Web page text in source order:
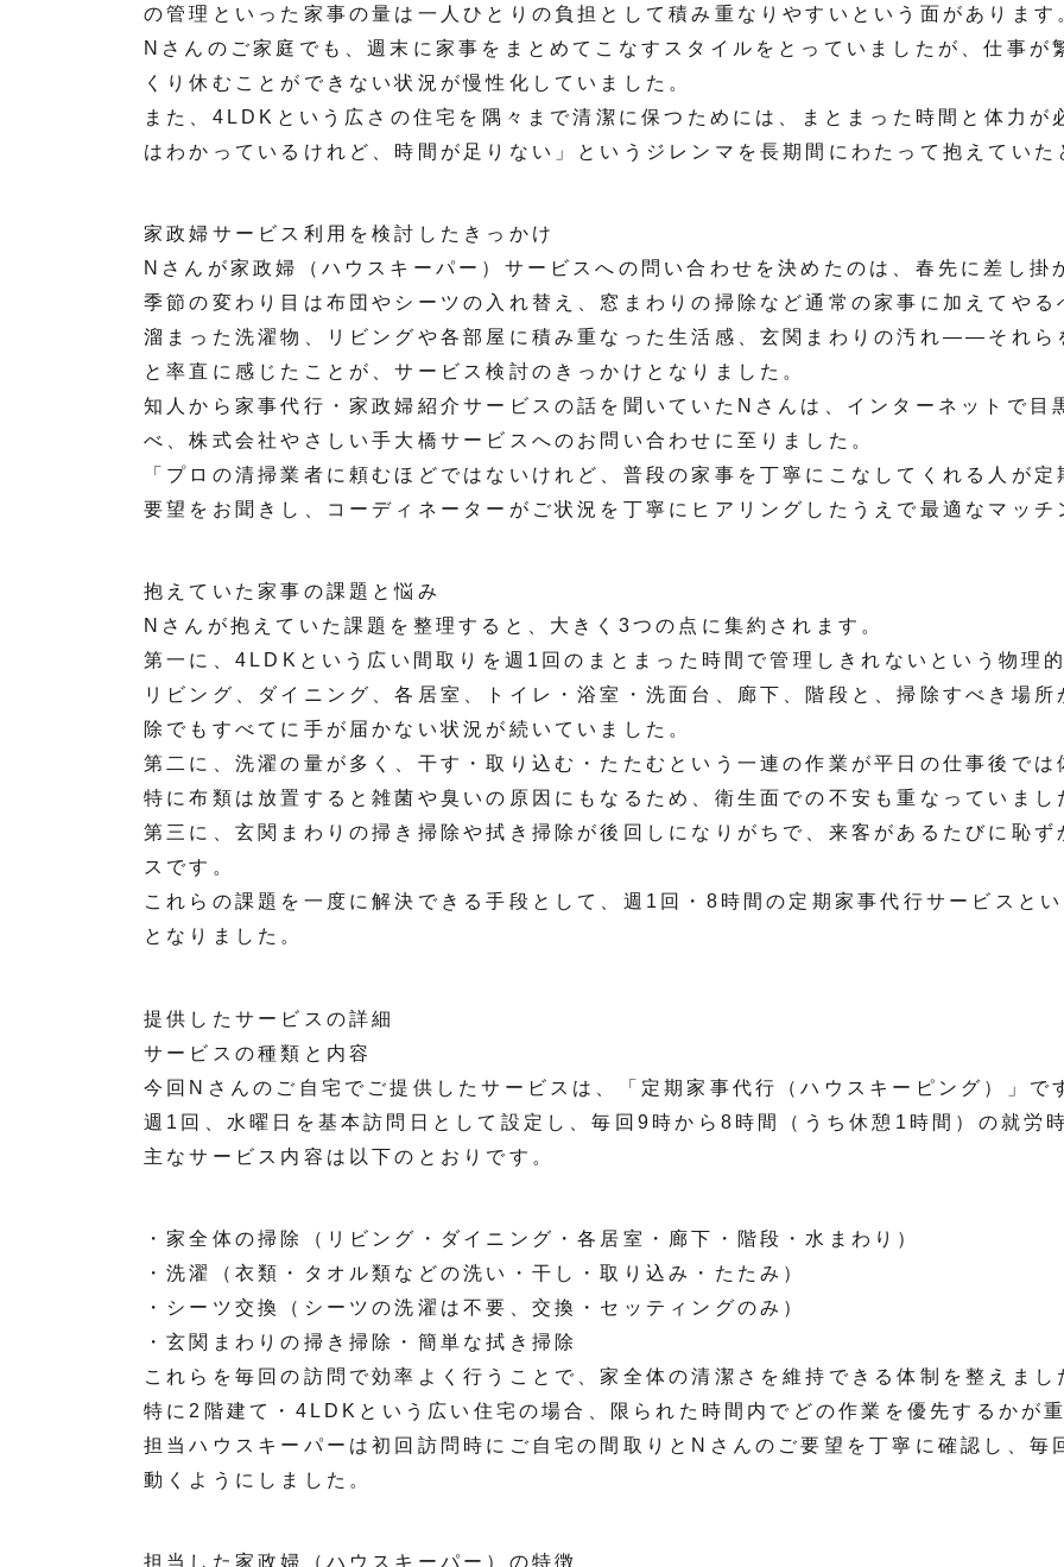
の管理といった家事の量は一人ひとりの負担として積み重なりやすいという面があります
Nさんのご家庭でも、週末に家事をまとめてこなすスタイルをとっていましたが、仕事
くり休むことができない状況が慢性化していました。
また、4LDKという広さの住宅を隅々まで清潔に保つためには、まとまった時間と体力
はわかっているけれど、時間が足りない」というジレンマを長期間にわたって抱えてい
家政婦サービス利用を検討したきっかけ
Nさんが家政婦（ハウスキーパー）サービスへの問い合わせを決めたのは、春先に差し掛
季節の変わり目は布団やシーツの入れ替え、窓まわりの掃除など通常の家事に加えてや
溜まった洗濯物、リビングや各部屋に積み重なった生活感、玄関まわりの汚れ——それら
と率直に感じたことが、サービス検討のきっかけとなりました。
知人から家事代行・家政婦紹介サービスの話を聞いていたNさんは、インターネットで
べ、株式会社やさしい手大橋サービスへのお問い合わせに至りました。
「プロの清掃業者に頼むほどではないけれど、普段の家事を丁寧にこなしてくれる人が
要望をお聞きし、コーディネーターがご状況を丁寧にヒアリングしたうえで最適なマッ
抱えていた家事の課題と悩み
Nさんが抱えていた課題を整理すると、大きく3つの点に集約されます。
第一に、4LDKという広い間取りを週1回のまとまった時間で管理しきれないという物理
リビング、ダイニング、各居室、トイレ・浴室・洗面台、廊下、階段と、掃除すべき場
除でもすべてに手が届かない状況が続いていました。
第二に、洗濯の量が多く、干す・取り込む・たたむという一連の作業が平日の仕事後で
特に布類は放置すると雑菌や臭いの原因にもなるため、衛生面での不安も重なっていまし
第三に、玄関まわりの掃き掃除や拭き掃除が後回しになりがちで、来客があるたびに恥
スです。
これらの課題を一度に解決できる手段として、週1回・8時間の定期家事代行サービスと
となりました。
提供したサービスの詳細
サービスの種類と内容
今回Nさんのご自宅でご提供したサービスは、「定期家事代行（ハウスキーピング）」で
週1回、水曜日を基本訪問日として設定し、毎回9時から8時間（うち休憩1時間）の就労
主なサービス内容は以下のとおりです。
・家全体の掃除（リビング・ダイニング・各居室・廊下・階段・水まわり）
・洗濯（衣類・タオル類などの洗い・干し・取り込み・たたみ）
・シーツ交換（シーツの洗濯は不要、交換・セッティングのみ）
・玄関まわりの掃き掃除・簡単な拭き掃除
これらを毎回の訪問で効率よく行うことで、家全体の清潔さを維持できる体制を整えまし
特に2階建て・4LDKという広い住宅の場合、限られた時間内でどの作業を優先するかが
担当ハウスキーパーは初回訪問時にご自宅の間取りとNさんのご要望を丁寧に確認し、
動くようにしました。
担当した家政婦（ハウスキーパー）の特徴